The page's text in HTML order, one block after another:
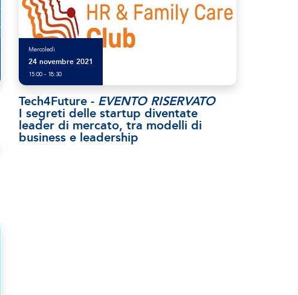
Mercoledì
24 novembre 2021
15:00 - 18:30
Tech4Future - EVENTO RISERVATO
I segreti delle startup diventate
leader di mercato, tra modelli di
business e leadership